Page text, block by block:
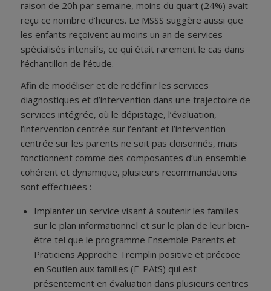
raison de 20h par semaine, moins du quart (24%) avait
reçu ce nombre d’heures. Le MSSS suggère aussi que
les enfants reçoivent au moins un an de services
spécialisés intensifs, ce qui était rarement le cas dans
l’échantillon de l’étude.
Afin de modéliser et de redéfinir les services
diagnostiques et d’intervention dans une trajectoire de
services intégrée, où le dépistage, l’évaluation,
l’intervention centrée sur l’enfant et l’intervention
centrée sur les parents ne soit pas cloisonnés, mais
fonctionnent comme des composantes d’un ensemble
cohérent et dynamique, plusieurs recommandations
sont effectuées :
Implanter un service visant à soutenir les familles
sur le plan informationnel et sur le plan de leur bien-
être tel que le programme Ensemble Parents et
Praticiens Approche Tremplin positive et précoce
en Soutien aux familles (E-PAtS) qui est
présentement en évaluation dans plusieurs centres